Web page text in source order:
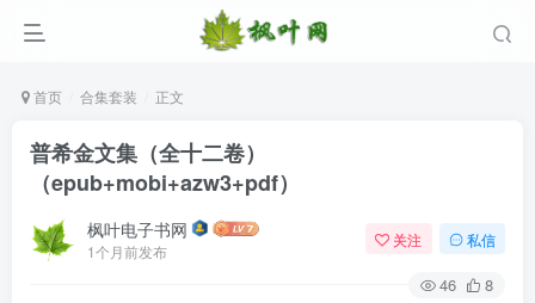
首页 合集套装 正文
普希金文集（全十二卷）
（epub+mobi+azw3+pdf）
枫叶电子书网
1个月前发布
关注 私信
46 8